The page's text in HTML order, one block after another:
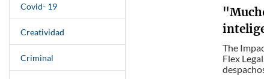
Covid- 19
Creatividad
Criminal
The
Flex